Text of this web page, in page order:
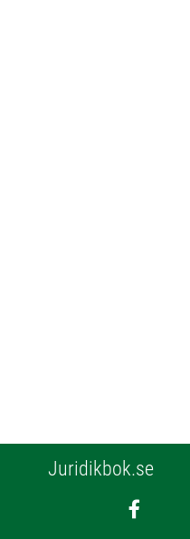
Juridikbok.se